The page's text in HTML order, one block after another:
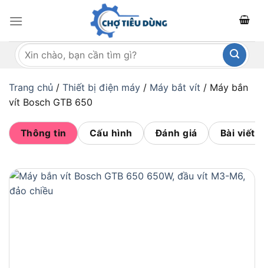
qua
dungTìm
kiếm:
Trang chủ / Thiết bị điện máy / Máy bắt vít / Máy bắn
vít Bosch GTB 650
Thông tin Cấu hình Đánh giá Bài viết